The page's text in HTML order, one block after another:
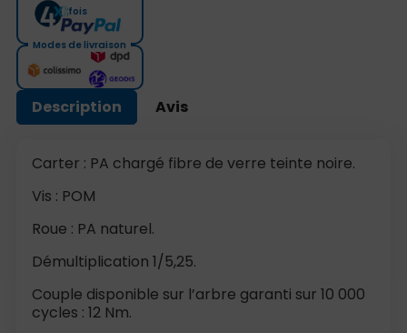
fois
Modes de livraison
Description Avis
Carter : PA chargé fibre de verre teinte noire.
Vis : POM
Roue : PA naturel.
Démultiplication 1/5,25.
Couple disponible sur l’arbre garanti sur 10 000
cycles : 12 Nm.